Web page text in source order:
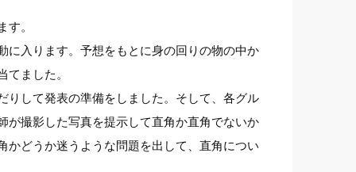
。
に入ります。予想をもとに身の回りの物の中か
ました。
りして発表の準備をしました。そして、各グル
が撮影した写真を提示して直角か直角でないか
かどうか迷うような問題を出して、直角につい